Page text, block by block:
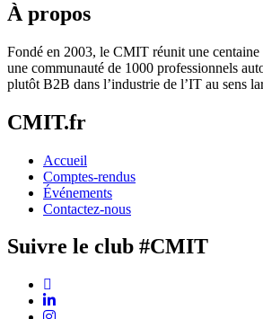
À propos
Fondé en 2003, le CMIT réunit une centaine
une communauté de 1000 professionnels
plutôt B2B dans l’industrie de l’IT au sens
CMIT.fr
Accueil
Comptes-rendus
Événements
Contactez-nous
Suivre le club #CMIT
(Twitter)
Linkedin